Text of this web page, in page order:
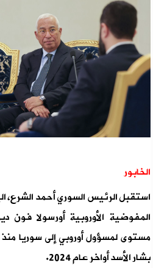
الخابور
استقبل الرئيس السوري أحمد
المفوضية الأوروبية أورسولا فون
مستوى لمسؤول أوروبي إلى سوريا
بشار الأسد أواخر عام 2024.